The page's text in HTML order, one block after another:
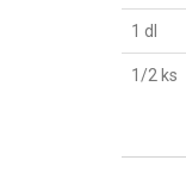
1 dl
1/2 ks